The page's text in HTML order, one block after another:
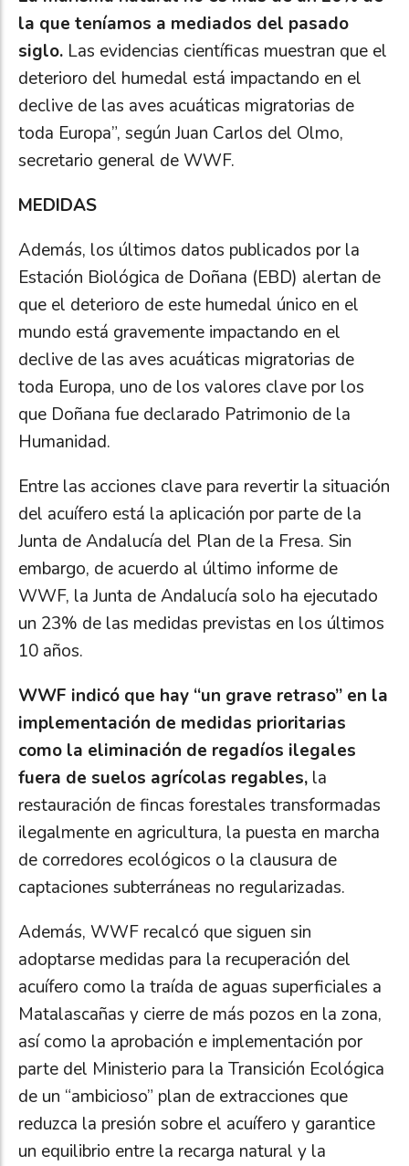
la que teníamos a mediados del pasado
siglo. Las evidencias científicas muestran que el
deterioro del humedal está impactando en el
declive de las aves acuáticas migratorias de
toda Europa”, según Juan Carlos del Olmo,
secretario general de WWF.
MEDIDAS
Además, los últimos datos publicados por la
Estación Biológica de Doñana (EBD) alertan de
que el deterioro de este humedal único en el
mundo está gravemente impactando en el
declive de las aves acuáticas migratorias de
toda Europa, uno de los valores clave por los
que Doñana fue declarado Patrimonio de la
Humanidad.
Entre las acciones clave para revertir la situación
del acuífero está la aplicación por parte de la
Junta de Andalucía del Plan de la Fresa. Sin
embargo, de acuerdo al último informe de
WWF, la Junta de Andalucía solo ha ejecutado
un 23% de las medidas previstas en los últimos
10 años.
WWF indicó que hay “un grave retraso” en la
implementación de medidas prioritarias
como la eliminación de regadíos ilegales
fuera de suelos agrícolas regables, la
restauración de fincas forestales transformadas
ilegalmente en agricultura, la puesta en marcha
de corredores ecológicos o la clausura de
captaciones subterráneas no regularizadas.
Además, WWF recalcó que siguen sin
adoptarse medidas para la recuperación del
acuífero como la traída de aguas superficiales a
Matalascañas y cierre de más pozos en la zona,
así como la aprobación e implementación por
parte del Ministerio para la Transición Ecológica
de un “ambicioso” plan de extracciones que
reduzca la presión sobre el acuífero y garantice
un equilibrio entre la recarga natural y la